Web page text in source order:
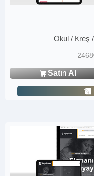
Okul / Kreş
Satın Al